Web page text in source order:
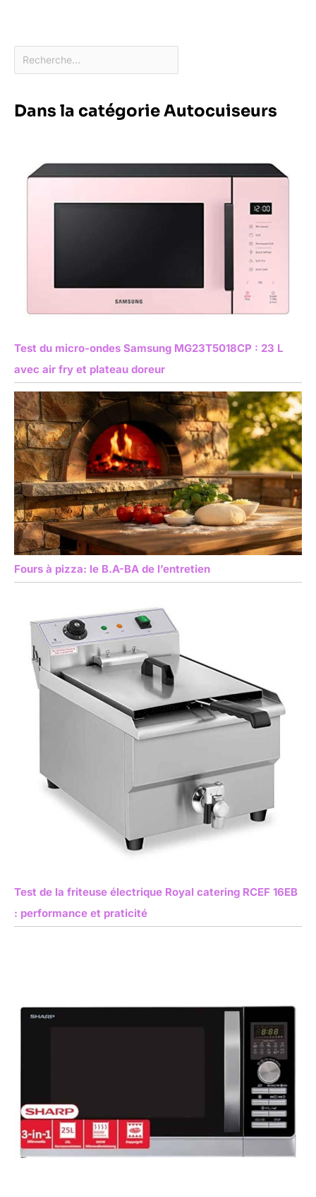
Dans la catégorie Autocuiseurs
Test du micro-ondes Samsung MG23T5018CP : 23 L
avec air fry et plateau doreur
Fours à pizza: le B.A-BA de l’entretien
Test de la friteuse électrique Royal catering RCEF 16EB
: performance et praticité